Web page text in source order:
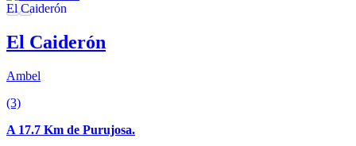
El Caiderón
Ambel
(3)
A 17.7 Km de Purujosa.